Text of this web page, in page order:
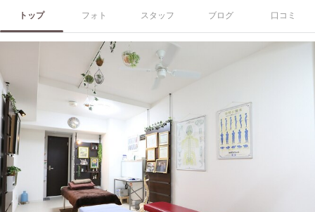
トップ フォト スタッフ ブログ 口コミ